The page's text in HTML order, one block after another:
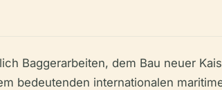
Baggerarbeiten, dem Bau neuer
bedeutenden internationalen